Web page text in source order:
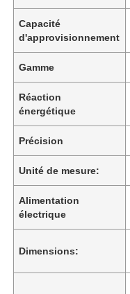
Capacité
d'approvisionnement
Gamme
Réaction
énergétique
Précision
Unité de mesure:
Alimentation
électrique
Dimensions: